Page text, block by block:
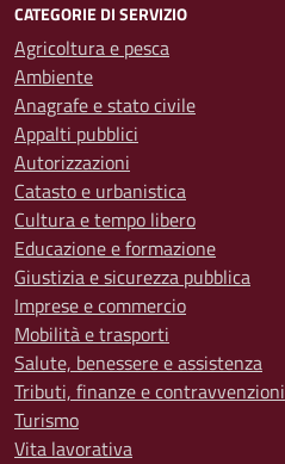
CATEGORIE DI SERVIZIO
Agricoltura e pesca
Ambiente
Anagrafe e stato civile
Appalti pubblici
Autorizzazioni
Catasto e urbanistica
Cultura e tempo libero
Educazione e formazione
Giustizia e sicurezza pubblica
Imprese e commercio
Mobilità e trasporti
Salute, benessere e assistenza
Tributi, finanze e contravvenzioni
Turismo
Vita lavorativa